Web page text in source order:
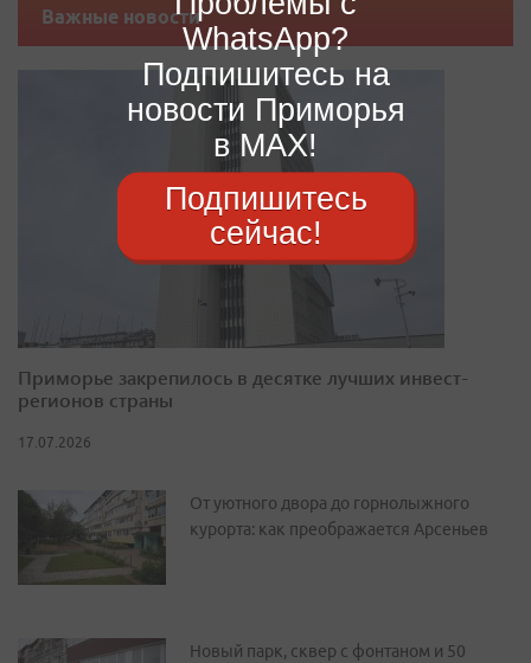
Важные новости
Приморье закрепилось в десятке лучших инвест-
регионов страны
17.07.2026
От уютного двора до горнолыжного
курорта: как преображается Арсеньев
Новый парк, сквер с фонтаном и 50
WhatsApp?
Подпишитесь на
новости Приморья
в MAX!
Подпишитесь
сейчас!